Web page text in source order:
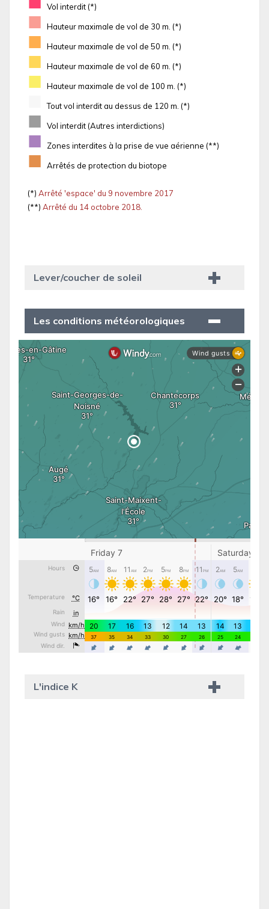
Vol interdit (*)
■ Hauteur maximale de vol de 30 m. (*)
■ Hauteur maximale de vol de 50 m. (*)
■ Hauteur maximale de vol de 60 m. (*)
■ Hauteur maximale de vol de 100 m. (*)
Tout vol interdit au dessus de 120 m. (*)
■ Vol interdit (Autres interdictions)
■ Zones interdites à la prise de vue aérienne (**)
■ Arrêtés de protection du biotope
(*) Arrêté 'espace' du 9 novembre 2017
(**) Arrêté du 14 octobre 2018.
Lever/coucher de soleil
Les conditions météorologiques
L'indice K